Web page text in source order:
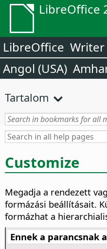
LibreOffice
LibreOffice Writer
Angol (USA)
Tartalom
Customize
Megadja a rendezett
formázási beállításait.
formázhat a
Ennek a parancsnak